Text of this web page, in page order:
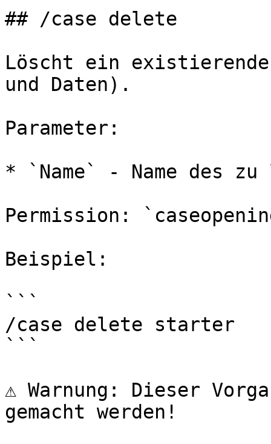
## /case delete
Löscht ein
und Daten).
Parameter:
* `Name` - Name des zu
Permission:
Beispiel:
```
/case delete starter
```
⚠️ Warnung: Dieser
gemacht werden!